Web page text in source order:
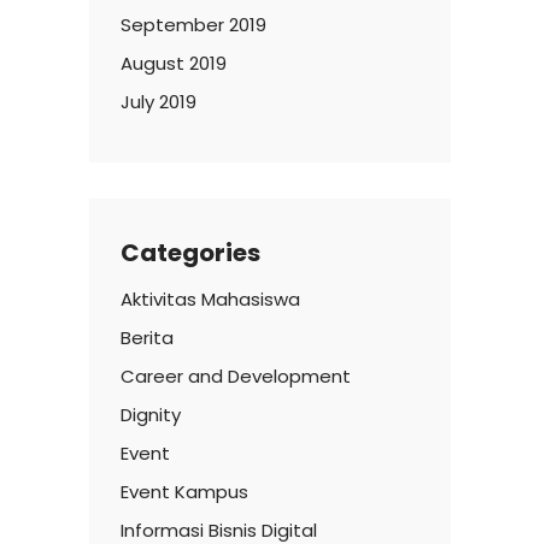
September 2019
August 2019
July 2019
Categories
Aktivitas Mahasiswa
Berita
Career and Development
Dignity
Event
Event Kampus
Informasi Bisnis Digital